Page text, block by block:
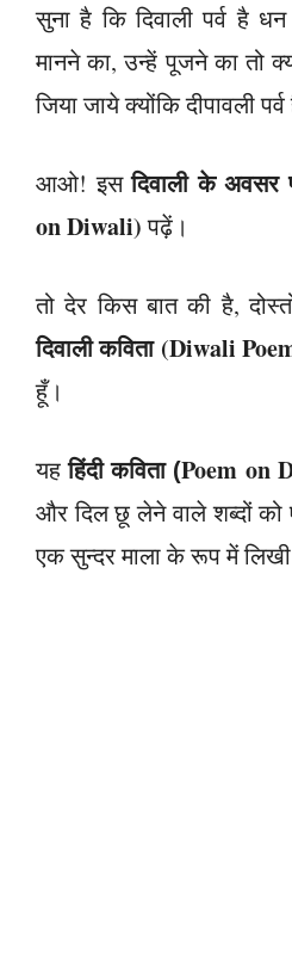
सुना है कि दिवाली पर्व है
मानने का, उन्हें पूजने का तो
जिया जाये क्योंकि दीपावली
आओ! इसदिवाली के
on Diwali)पढ़ें।
तो देर किस बात की है,
दिवाली कविता (Diwali
हूँ।
यहहिंदी कविता (Poem on
और दिल छू लेने वाले शब्दों को
एक सुन्दर माला के रूप में